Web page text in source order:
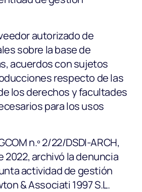
autorizado de
sobre la base de
acuerdos con sujetos
respecto de las
los derechos y facultades
para los usos
n.º 2/22/DSDI-ARCH,
2022, archivó la denuncia
actividad de gestión
& Associati 1997 S.L.